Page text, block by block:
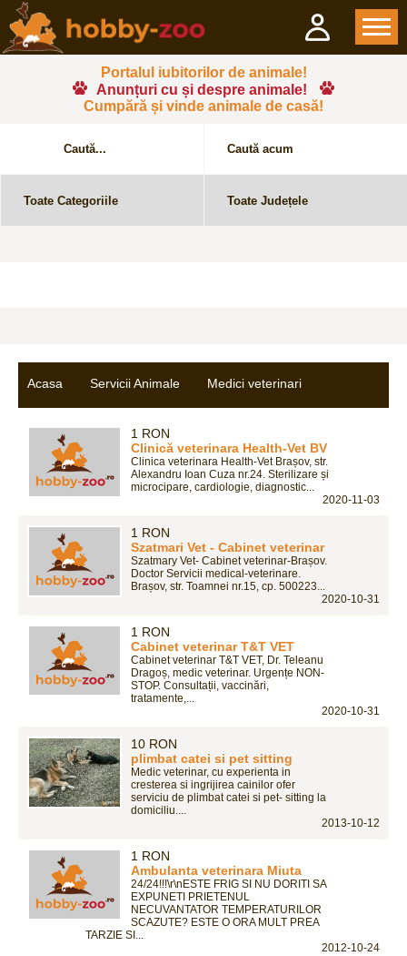
Portalul iubitorilor de animale!
Anunțuri cu și despre animale!
Cumpără și vinde animale de casă!
Acasa Servicii Animale Medici veterinari
1 RON
Clinică veterinara Health-Vet BV
Clinica veterinara Health-Vet Brașov, str.
Alexandru Ioan Cuza nr.24. Sterilizare și
microcipare, cardiologie, diagnostic...
2020-11-03
1 RON
Szatmari Vet - Cabinet veterinar
Szatmary Vet- Cabinet veterinar-Brașov.
Doctor Servicii medical-veterinare.
Brașov, str. Toamnei nr.15, cp. 500223...
2020-10-31
1 RON
Cabinet veterinar T&T VET
Cabinet veterinar T&T VET, Dr. Teleanu
Dragoș, medic veterinar. Urgențe NON-
STOP. Consultații, vaccinări,
tratamente,...
2020-10-31
10 RON
plimbat catei si pet sitting
Medic veterinar, cu experienta in
cresterea si ingrijirea cainilor ofer
serviciu de plimbat catei si pet- sitting la
domiciliu....
2013-10-12
1 RON
Ambulanta veterinara Miuta
24/24!!!\r\nESTE FRIG SI NU DORITI SA
EXPUNETI PRIETENUL
NECUVANTATOR TEMPERATURILOR
SCAZUTE? ESTE O ORA MULT PREA
TARZIE SI...
2012-10-24